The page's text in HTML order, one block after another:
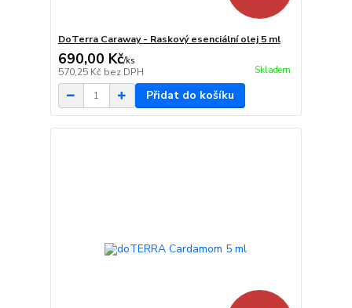
DoTerra Caraway - Raskový esenciální olej 5 ml
690,00 Kč/ks
570,25 Kč bez DPH Skladem
Přidat do košíku